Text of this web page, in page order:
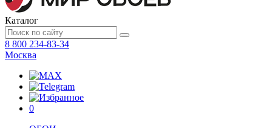
Каталог
8 800 234-83-34
Москва
0